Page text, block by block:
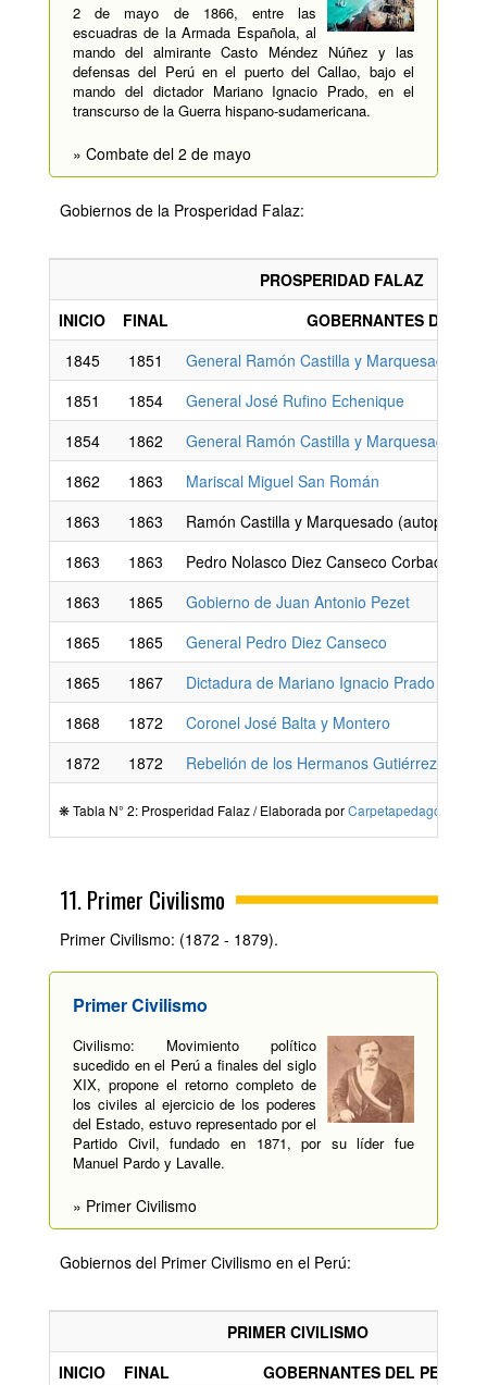
2 de mayo de 1866, entre las
escuadras de la Armada Española, al
mando del almirante Casto Méndez Núñez y las
defensas del Perú en el puerto del Callao, bajo el
mando del dictador Mariano Ignacio Prado, en el
transcurso de la Guerra hispano-sudamericana.
» Combate del 2 de mayo
Gobiernos de la Prosperidad Falaz:
PROSPERIDAD FALAZ
INICIO
FINAL
GOBERNANTES DEL
1845
1851
General Ramón Castilla y Marquesado
1851
1854
General José Rufino Echenique
1854
1862
General Ramón Castilla y Marquesado
1862
1863
Mariscal Miguel San Román
1863
1863
Ramón Castilla y Marquesado
1863
1863
Pedro Nolasco Diez Canseco Corbacho
1863
1865
Gobierno de Juan Antonio Pezet
1865
1865
General Pedro Diez Canseco
1865
1867
Dictadura de Mariano Ignacio Prado
1868
1872
Coronel José Balta y Montero
1872
1872 Rebelión de los Hermanos Gutiérrez
❋ Tabla N° 2: Prosperidad Falaz / Elaborada por
11. Primer Civilismo
Primer Civilismo: (1872 - 1879).
Primer Civilismo
Civilismo: Movimiento político
sucedido en el Perú a finales del siglo
XIX, propone el retorno completo de
los civiles al ejercicio de los poderes
del Estado, estuvo representado por el
Partido Civil, fundado en 1871, por su líder fue
Manuel Pardo y Lavalle.
» Primer Civilismo
Gobiernos del Primer Civilismo en el Perú:
PRIMER CIVILISMO
INICIO
FINAL
GOBERNANTES DEL PERÚ